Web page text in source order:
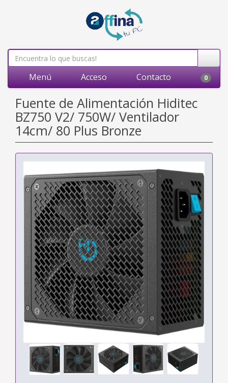
Menú Acceso Contacto 0
Fuente de Alimentación Hiditec
BZ750 V2/ 750W/ Ventilador
14cm/ 80 Plus Bronze